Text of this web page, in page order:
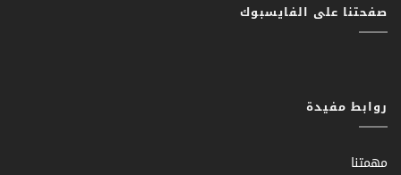
صفحتنا على الفايسبوك
روابط مفيدة
مهمتنا